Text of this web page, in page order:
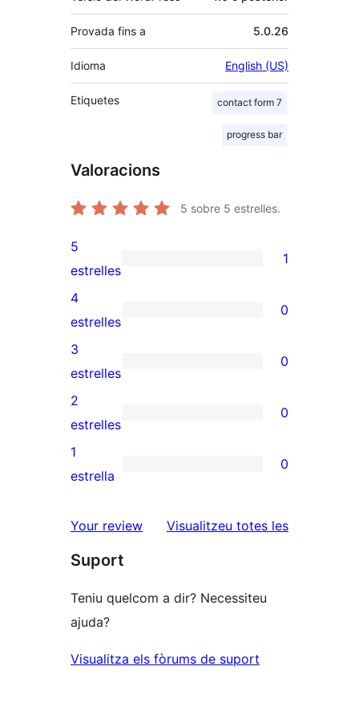
Provada fins a 5.0.26
Idioma English (US)
Etiquetes contact form 7
progress bar
Valoracions
5 sobre 5 estrelles.
1
valoració
de
5
estrelles
5
estrelles
1
0
valoracions
de
4
estrelles
4
estrelles
0
0
valoracions
de
3
estrelles
3
estrelles
0
0
valoracions
de
estrelles
2
estrelles
0
0
de
estrelles
1
estrella
0
Your review Visualitzeu totes lesressenyes
Suport
Teniu quelcom a dir? Necessiteu
ajuda?
Visualitza els fòrums de suport